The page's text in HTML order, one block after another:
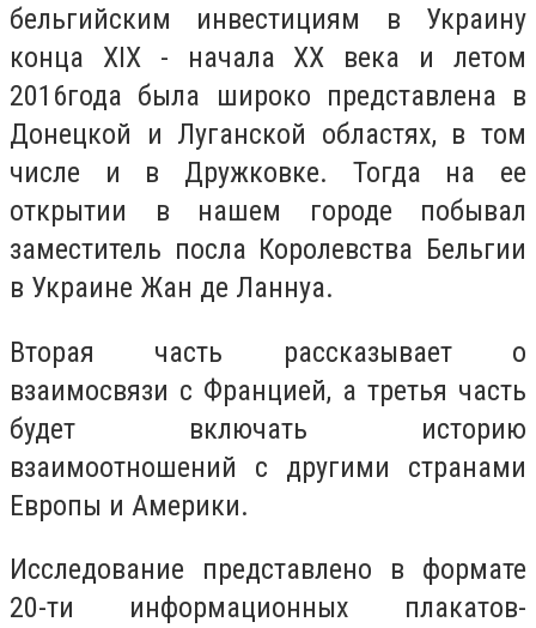
бельгийским инвестициям в Украину
конца XIX - начала ХХ века и летом
2016года была широко представлена ​​в
Донецкой и Луганской областях, в том
числе и в Дружковке. Тогда на ее
открытии в нашем городе побывал
заместитель посла Королевства Бельгии
в Украине Жан де Ланнуа.
Вторая часть рассказывает о
взаимосвязи с Францией, а третья часть
будет включать историю
взаимоотношений с другими странами
Европы и Америки.
Исследование представлено в формате
20-ти информационных плакатов-